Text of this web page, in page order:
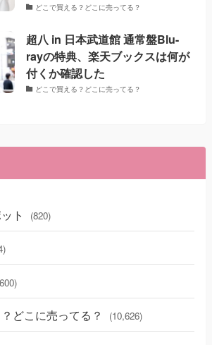
どこで買える？どこに売ってる？
超八 in 日本武道館 通常盤Blu-
rayの特典、楽天ブックスは何が
付くか確認した
どこで買える？どこに売ってる？
ト (820)
どこに売ってる？ (10,626)